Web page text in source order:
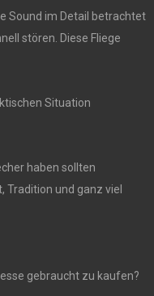
Sound im Detail betrachtet
stören. Diese Fliege
Situation
haben sollten
Tradition und ganz viel
gebraucht zu kaufen?